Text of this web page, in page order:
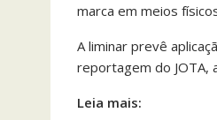
marca em meios
A liminar prevê
reportagem do JOTA,
Leia mais: